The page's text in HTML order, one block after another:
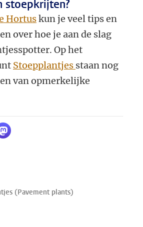
stoepkrijten?
Hortuskun je veel tips en
over hoe je aan de slag
Op het
Stoepplantjes staan nog
van opmerkelijke
LinkedIn
via WhatsApp
Delen via Mastodon
(Pavement plants)